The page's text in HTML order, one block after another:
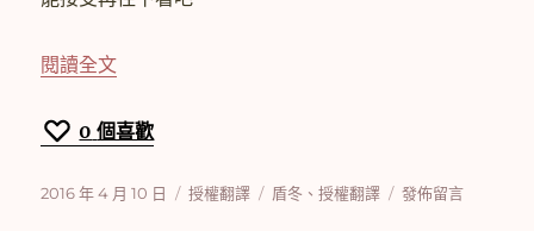
閱讀全文〈[授權翻譯]【盾冬】霹靂火隊長〉
0 個喜歡
發
2016 年 4 月 10 日
分
授權翻譯
標
盾冬 、授權翻譯
在
發佈留言